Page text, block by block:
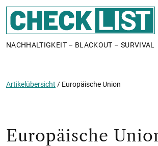
NACHHALTIGKEIT – BLACKOUT – SURVIVAL
Artikelübersicht / Europäische Union
Europäische